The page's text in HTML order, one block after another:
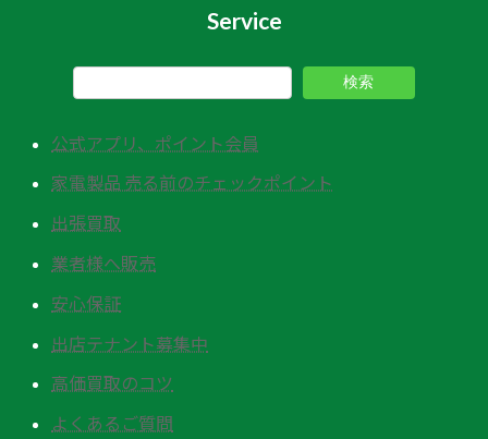
Service
検索
公式アプリ、ポイント会員
家電製品 売る前のチェックポイント
出張買取
業者様へ販売
安心保証
出店テナント募集中
高価買取のコツ
よくあるご質問